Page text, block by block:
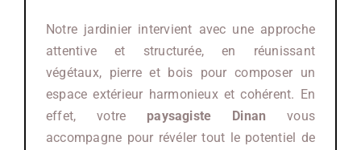
Notre jardinier intervient avec une approche
attentive et structurée, en réunissant
végétaux, pierre et bois pour composer un
espace extérieur harmonieux et cohérent. En
effet, votre paysagiste Dinan vous
accompagne pour révéler tout le potentiel de